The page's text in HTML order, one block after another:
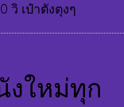
วิ เป๋าตังตุงๆ
ใหม่ทุก